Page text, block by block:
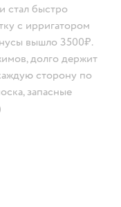
стал быстро
с ирригатором
вышло 3500₽.
долго держит
сторону по
запасные